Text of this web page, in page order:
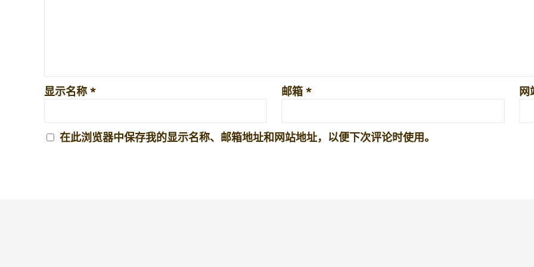
显示名称 * 邮箱* 网
在此浏览器中保存我的显示名称、邮箱地址和网站地址，以便下次评论时使用。